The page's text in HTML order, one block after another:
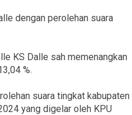
dengan perolehan suara
KS Dalle sah memenangkan
%.
suara tingkat kabupaten
yang digelar oleh KPU